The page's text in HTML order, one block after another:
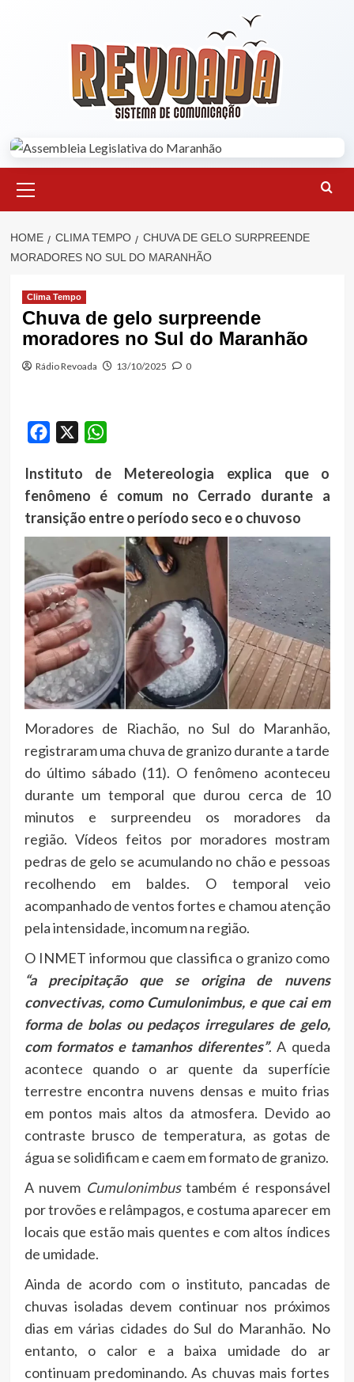
Menu
HOME CLIMA TEMPO
CHUVA DE GELO SURPREENDE
MORADORES NO SUL DO MARANHÃO
Clima Tempo
Chuva de gelo surpreende
moradores no Sul do Maranhão
Rádio Revoada 13/10/2025 0
Facebook
Instituto de Metereologia explica que o
fenômeno é comum no Cerrado durante a
transição entre o período seco e o chuvoso
Moradores de Riachão, no Sul do Maranhão,
registraram uma chuva de granizo durante a tarde
do último sábado (11). O fenômeno aconteceu
durante um temporal que durou cerca de 10
minutos e surpreendeu os moradores da
região. Vídeos feitos por moradores mostram
pedras de gelo se acumulando no chão e pessoas
recolhendo em baldes. O temporal veio
acompanhado de ventos fortes e chamou atenção
pela intensidade, incomum na região.
O INMET informou que classifica o granizo como
“a precipitação que se origina de nuvens
convectivas, como Cumulonimbus, e que cai em
forma de bolas ou pedaços irregulares de gelo,
com formatos e tamanhos diferentes”. A queda
acontece quando o ar quente da superfície
terrestre encontra nuvens densas e muito frias
em pontos mais altos da atmosfera. Devido ao
contraste brusco de temperatura, as gotas de
água se solidificam e caem em formato de granizo.
A nuvem Cumulonimbustambém é responsável
por trovões e relâmpagos, e costuma aparecer em
locais que estão mais quentes e com altos índices
de umidade.
Ainda de acordo com o instituto, pancadas de
chuvas isoladas devem continuar nos próximos
dias em várias cidades do Sul do Maranhão. No
entanto, o calor e a baixa umidade do ar
continuam predominando. As chuvas mais fortes